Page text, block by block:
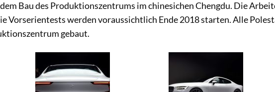
Bau des Produktionszentrums im chinesichen Chengdu. Die
Vorserientests werden voraussichtlich Ende 2018 starten. Alle
gebaut.